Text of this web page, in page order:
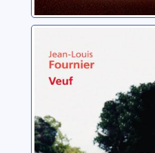
Fournier, Jean-Louis